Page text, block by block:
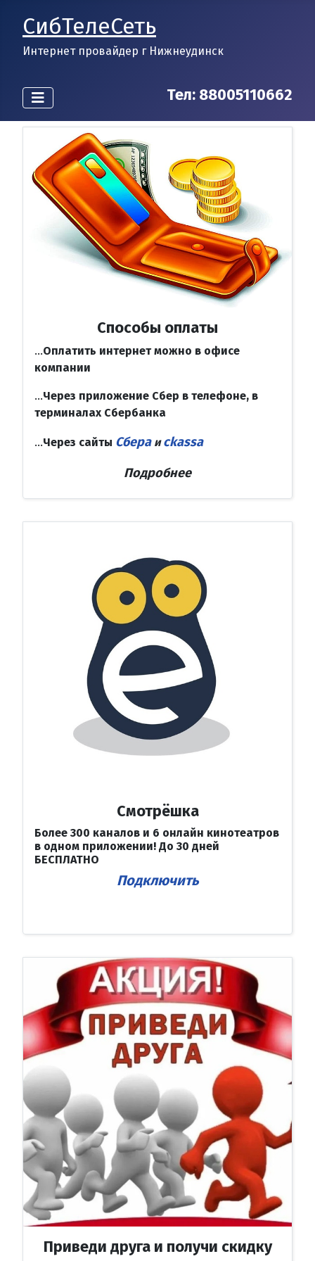
СибТелеСеть
Интернет провайдер г Нижнеудинск
Тел: 88005110662
Способы оплаты
...Оплатить интернет можно в офисе
компании
...Через приложение Сбер в телефоне, в
терминалах Сбербанка
...Через сайты Сбераиckassa
Подробнее
Смотрёшка
Более 300 каналов и 6 онлайн кинотеатров
в одном приложении! До 30 дней
БЕСПЛАТНО
Подключить
Приведи друга и получи скидку